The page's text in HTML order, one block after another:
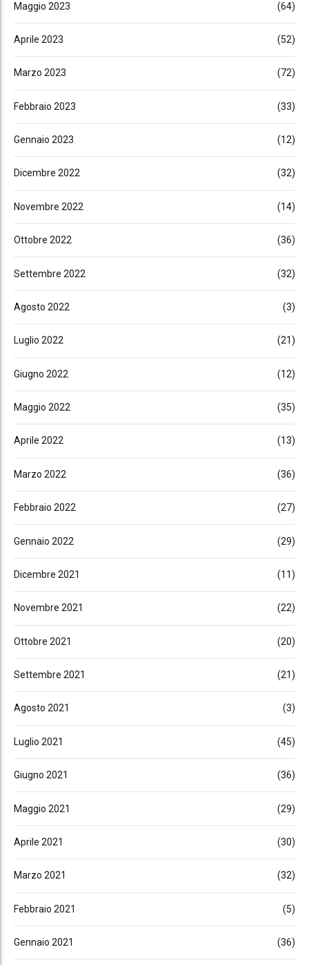
Maggio 2023 (64)
Aprile 2023 (52)
Marzo 2023 (72)
Febbraio 2023 (33)
Gennaio 2023 (12)
Dicembre 2022 (32)
Novembre 2022 (14)
Ottobre 2022 (36)
Settembre 2022 (32)
Agosto 2022 (3)
Luglio 2022 (21)
Giugno 2022 (12)
Maggio 2022 (35)
Aprile 2022 (13)
Marzo 2022 (36)
Febbraio 2022 (27)
Gennaio 2022 (29)
Dicembre 2021 (11)
Novembre 2021 (22)
Ottobre 2021 (20)
Settembre 2021 (21)
Agosto 2021 (3)
Luglio 2021 (45)
Giugno 2021 (36)
Maggio 2021 (29)
Aprile 2021 (30)
Marzo 2021 (32)
Febbraio 2021 (5)
Gennaio 2021 (36)